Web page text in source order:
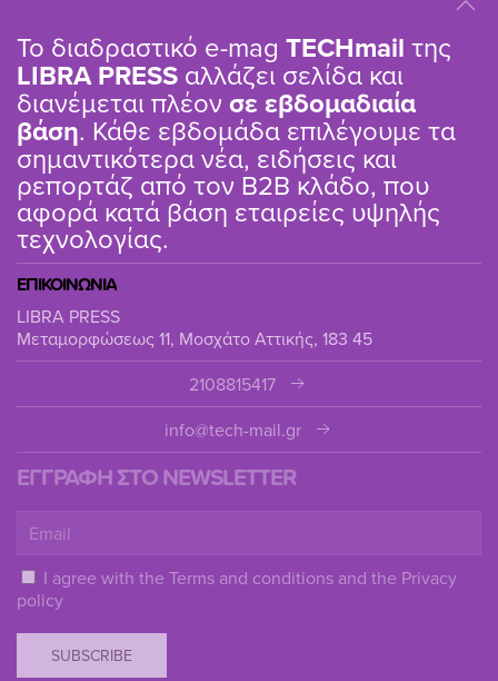
Το διαδραστικό e-mag TΕCHmail της
LIBRA PRESS αλλάζει σελίδα και
διανέμεται πλέον σε εβδομαδιαία
βάση. Κάθε εβδομάδα επιλέγουμε τα
σημαντικότερα νέα, ειδήσεις και
ρεπορτάζ από τον B2B κλάδο, που
αφορά κατά βάση εταιρείες υψηλής
τεχνολογίας.
ΕΠΙΚΟΙΝΩΝΙΑ
LIBRA PRESS
Μεταμορφώσεως 11, Μοσχάτο Αττικής, 183 45
2108815417
info@tech-mail.gr
ΕΓΓΡΑΦΗ ΣΤΟ NEWSLETTER
I agree with the Terms and conditions and the Privacy
policy
SUBSCRIBE